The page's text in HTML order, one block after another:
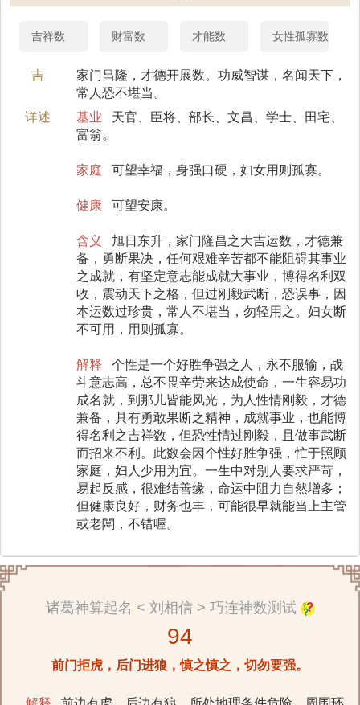
吉祥数 财富数 才能数 女性孤寡数
吉
家门昌隆，才德开展数。功威智谋，名闻天下，
常人恐不堪当。
详述
基业
天官、臣将、部长、文昌、学士、田宅、
富翁。
家庭 可望幸福，身强口硬，妇女用则孤寡。
健康 可望安康。
含义
旭日东升，家门隆昌之大吉运数，才德兼
备，勇断果决，任何艰难辛苦都不能阻碍其事业
之成就，有坚定意志能成就大事业，博得名利双
收，震动天下之格，但过刚毅武断，恐误事，因
本运数过珍贵，常人不堪当，勿轻用之。妇女断
不可用，用则孤寡。
解释
个性是一个好胜争强之人，永不服输，战
斗意志高，总不畏辛劳来达成使命，一生容易功
成名就，到那儿皆能风光，为人性情刚毅，才德
兼备，具有勇敢果断之精神，成就事业，也能博
得名利之吉祥数，但恐性情过刚毅，且做事武断
而招来不利。此数会因个性好胜争强，忙于照顾
家庭，妇人少用为宜。一生中对别人要求严苛，
易起反感，很难结善缘，命运中阻力自然增多；
但健康良好，财务也丰，可能很早就能当上主管
或老闆，不错喔。
诸葛神算起名 < 刘相信 > 巧连神数测试
94
前门拒虎，后门进狼，慎之慎之，切勿要强。